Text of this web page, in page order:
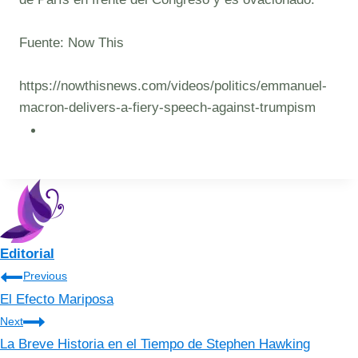
Fuente: Now This
https://nowthisnews.com/videos/politics/emmanuel-
macron-delivers-a-fiery-speech-against-trumpism
Editorial
Navegación
de
entradas
Previous
El Efecto Mariposa
Next
La Breve Historia en el Tiempo de Stephen Hawking